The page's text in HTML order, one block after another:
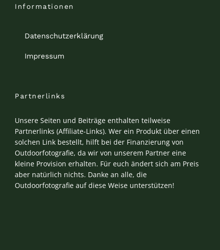
Informationen
Datenschutzerklärung
Impressum
Partnerlinks
Unsere Seiten und Beiträge enthalten teilweise
Partnerlinks (Affiliate-Links). Wer ein Produkt über einen
solchen Link bestellt, hilft bei der Finanzierung von
Outdoorfotografie, da wir von unserem Partner eine
kleine Provision erhalten. Für euch ändert sich am Preis
aber natürlich nichts. Danke an alle, die
Outdoorfotografie auf diese Weise unterstützen!